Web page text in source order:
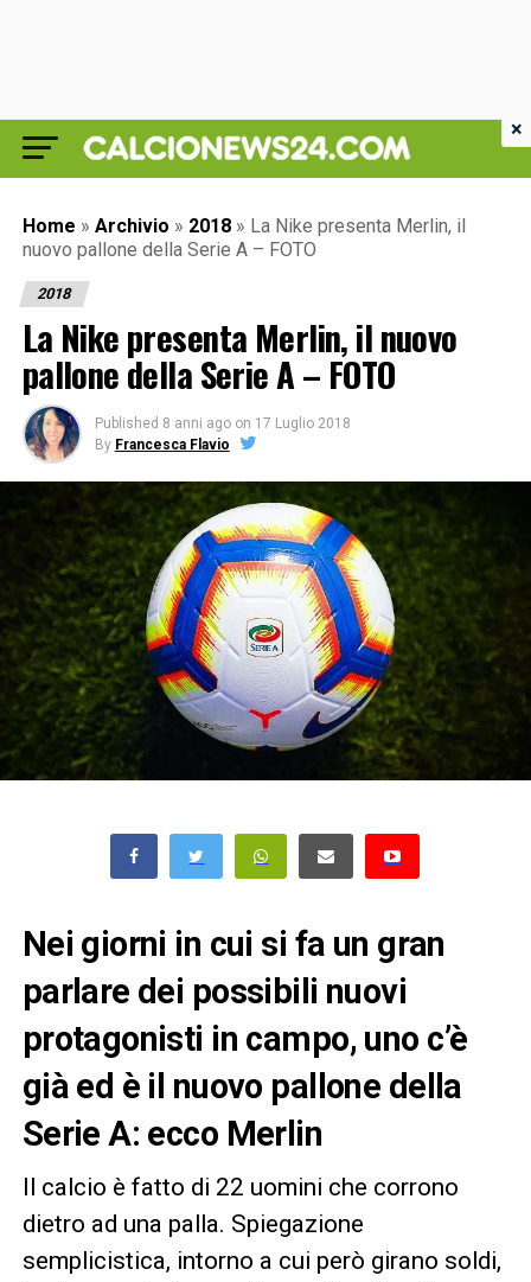
Home » Archivio » 2018 » La Nike presenta Merlin, il
nuovo pallone della Serie A – FOTO
2018
La Nike presenta Merlin, il nuovo
pallone della Serie A – FOTO
Published 8 anni ago on 17 Luglio 2018
By Francesca Flavio
Nei giorni in cui si fa un gran
parlare dei possibili nuovi
protagonisti in campo, uno c’è
già ed è il nuovo pallone della
Serie A: ecco Merlin
Il calcio è fatto di 22 uomini che corrono
dietro ad una palla. Spiegazione
semplicistica, intorno a cui però girano soldi,
×